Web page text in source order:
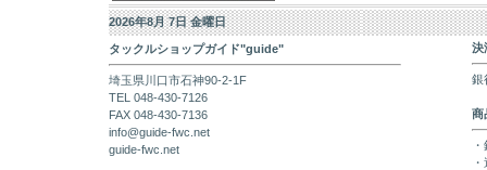
2026年8月 7日 金曜日
タックルショップガイド"guide"
埼玉県川口市石神90-2-1F
TEL 048-430-7126
FAX 048-430-7136
info@guide-fwc.net
guide-fwc.net
決
銀
商